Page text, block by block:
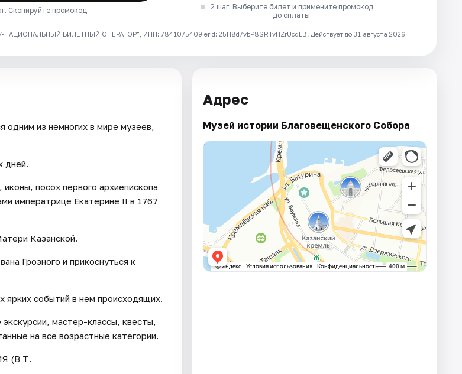
Скопируйте промокод
2 шаг. Выберите билет и примените промокод
до оплаты
БИЛЕТНЫЙ ОПЕРАТОР", ИНН: 7841075409 erid: 25H8d7vbP8SRTvHZrUcdLB. Действует до 31 августа 2026
одним из немногих в мире музеев,
дней.
посох первого архиепископа
императрице Екатерине II в 1767
Казанской.
Грозного и прикоснуться к
ярких событий в нем происходящих.
мастер-классы, квесты,
на все возрастные категории.
(В Т.
Адрес
Музей истории Благовещенского Собора